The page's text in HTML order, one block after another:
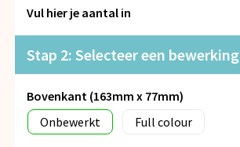
Snoepgoed
Spellen voor binnen en buiten
Vrije tijd en Strand
Vul hier je aantal in
Stap 2: Selecteer een bewerking
Bovenkant (163mm x 77mm)
Onbewerkt
Full colour